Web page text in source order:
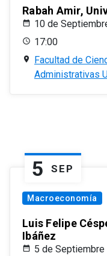
Rabah Amir,
10 de
17:00
Facultad de
Administrativas
5 SEP
Macroeconomía
Luis Felipe
Ibáñez
5 de